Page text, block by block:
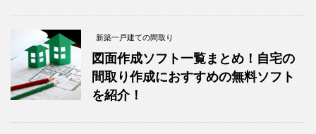
新築一戸建ての間取り
図面作成ソフト一覧まとめ！自宅の
間取り作成におすすめの無料ソフト
を紹介！